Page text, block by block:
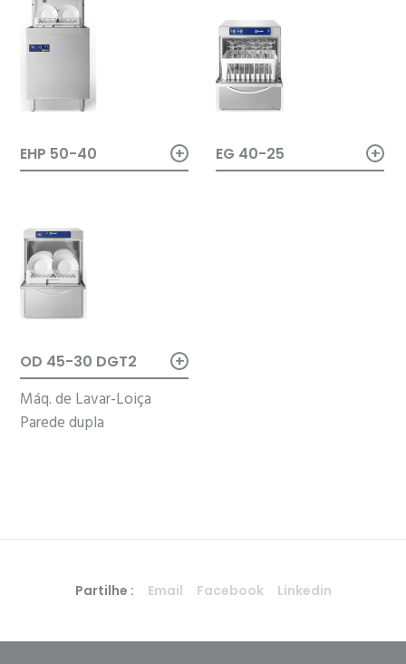
EHP 50-40 + EG 40-25 +
OD 45-30 DGT2 +
Máq. de Lavar-Loiça
Parede dupla
Partilhe : Email Facebook Linkedin